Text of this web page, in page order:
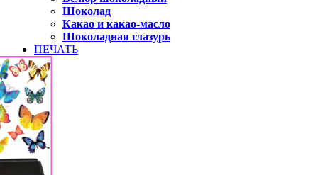
Шоколад
Какао и какао-масло
Шоколадная глазурь
ПЕЧАТЬ